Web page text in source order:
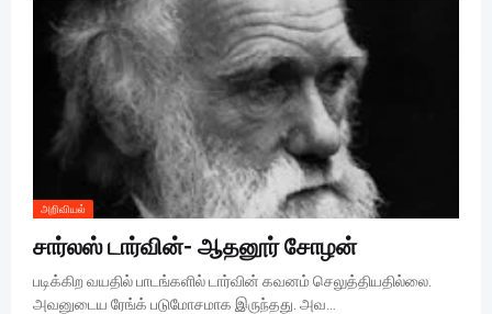
அறிவியல்
சார்லஸ் டார்வின்- ஆதனூர் சோழன்
படிக்கிற வயதில் பாடங்களில் டார்வின் கவனம் செலுத்தியதில்லை.
அவனுடைய ரேங்க் படுமோசமாக இருந்தது. அவ…